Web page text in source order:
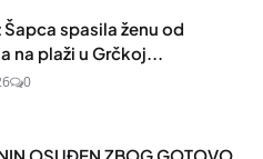
Šapca spasila ženu od
na plaži u Grčkoj...
0